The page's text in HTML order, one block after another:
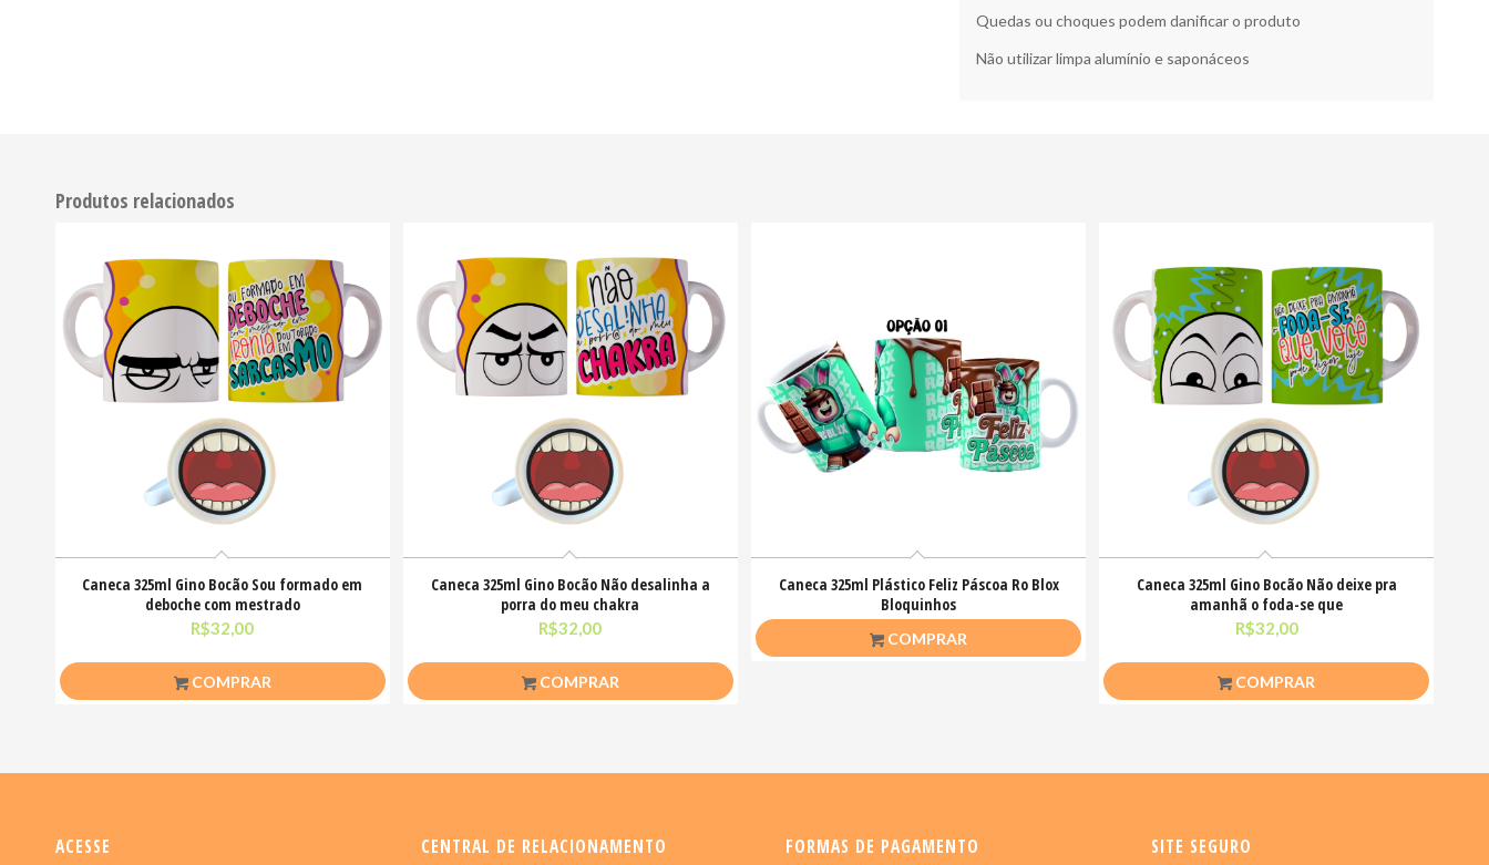
Quedas ou choques podem danificar o produto
Não utilizar limpa alumínio e saponáceos
Produtos relacionados
Caneca 325ml Gino Bocão Sou formado em
deboche com mestrado
R$32,00
COMPRAR
Caneca 325ml Gino Bocão Não desalinha a
porra do meu chakra
R$32,00
COMPRAR
Caneca 325ml Plástico Feliz Páscoa Ro Blox
Bloquinhos
COMPRAR
Caneca 325ml Gino Bocão Não deixe pra
amanhã o foda-se que
R$32,00
COMPRAR
ACESSE CENTRAL DE RELACIONAMENTO FORMAS DE PAGAMENTO SITE SEGURO